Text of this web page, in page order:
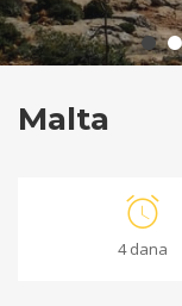
Malta
4 dana
Malta